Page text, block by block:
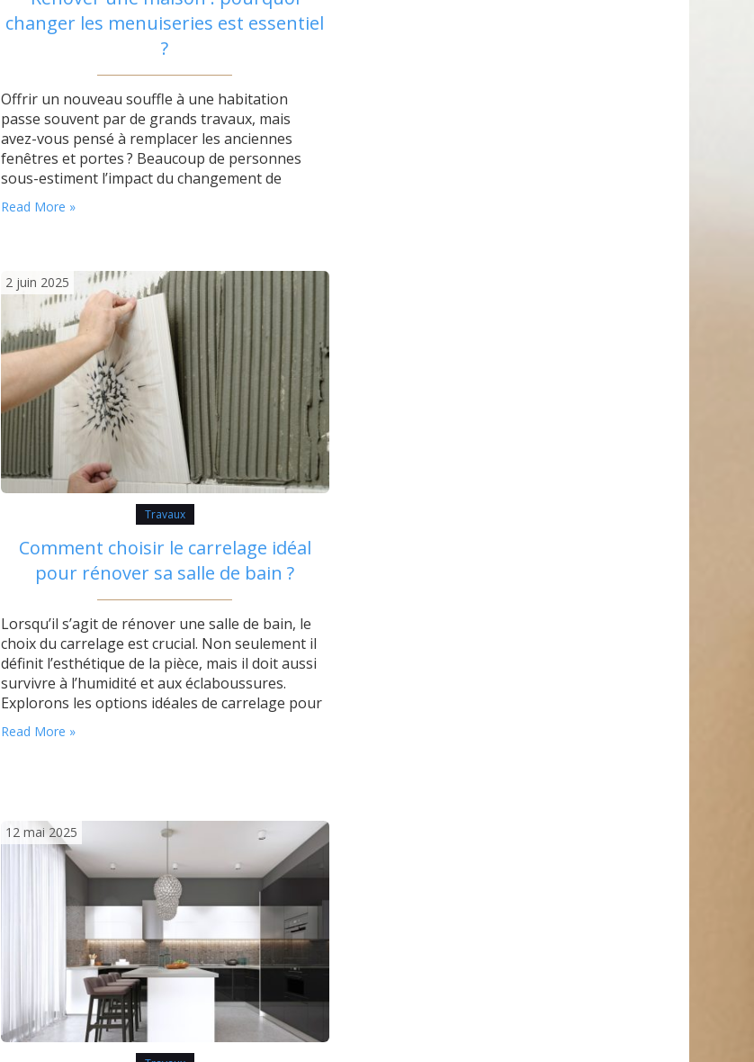
changer les menuiseries est essentiel
?
Offrir un nouveau souffle à une habitation
passe souvent par de grands travaux, mais
avez-vous pensé à remplacer les anciennes
fenêtres et portes ? Beaucoup de personnes
sous-estiment l’impact du changement de
menuiseries lors d’une rénovation. Pourtant,
cette intervention peut transformer la vie
plusieurs plans. Des performances
énergétiques…
Read More »
2 juin 2025
Travaux
Comment choisir le carrelage idéal
pour rénover sa salle de bain ?
Lorsqu’il s’agit de rénover une salle de bain, le
choix du carrelage est crucial. Non seulement il
définit l’esthétique de la pièce, mais il doit aussi
survivre à l’humidité et aux éclaboussures.
Explorons les options idéales de carrelage pour
vous aider à créer une salle de bain élégante et
fonctionnelle. Quels types de carrelage
Read More »
12 mai 2025